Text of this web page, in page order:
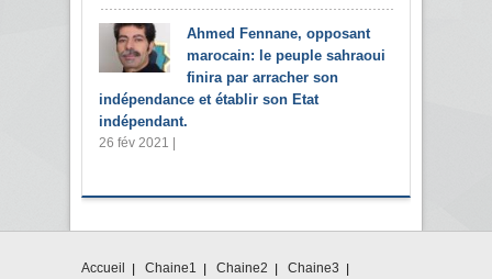
Ahmed Fennane, opposant
marocain: le peuple sahraoui
finira par arracher son
indépendance et établir son Etat
indépendant.
26 fév 2021 |
Accueil Chaine1 Chaine2 Chaine3